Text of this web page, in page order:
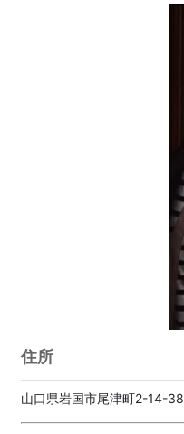
住所
山口県岩国市尾津町2-14-38